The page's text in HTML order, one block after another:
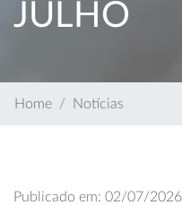
JULHO
Home Notícias
Publicado em: 02/07/